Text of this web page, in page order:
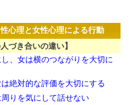
心理と女性心理による行動
づき合いの違い】
、女は横のつながりを大切に
絶対的な評価を大切にする
りを気にして話せない